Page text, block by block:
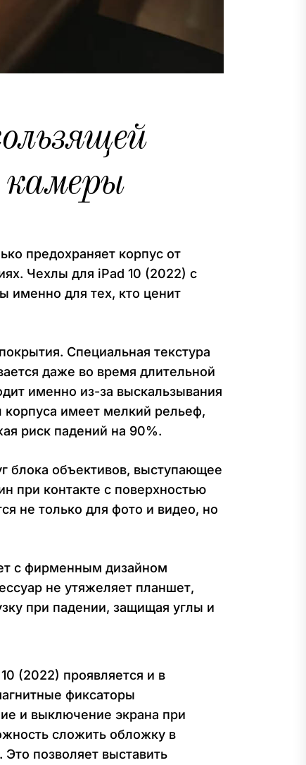
предохраняет корпус от
Чехлы для iPad 10 (2022) с
именно для тех, кто ценит
Специальная текстура
даже во время длительной
именно из-за выскальзывания
корпуса имеет мелкий рельеф,
риск падений на 90%.
блока объективов, выступающее
при контакте с поверхностью
не только для фото и видео, но
с фирменным дизайном
не утяжеляет планшет,
при падении, защищая углы и
(2022) проявляется и в
фиксаторы
и выключение экрана при
сложить обложку в
позволяет выставить